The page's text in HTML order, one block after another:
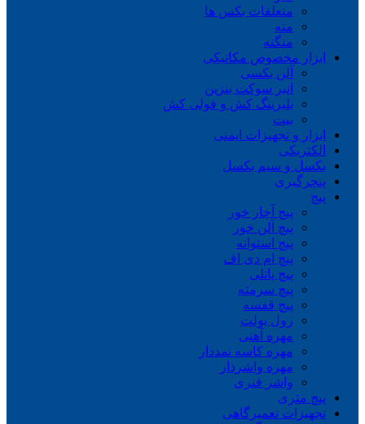
متعلقات بکس ها
مته
منگنه
ابزار مخصوص مکانیکی
آلن بکسی
انبر سوکت بنزین
بلبرینگ کش و فولی کش
بیت
ابزار و تجهیزات ایمنی
الکتریکی
بکسل و سیم بکسل
پنچرگیری
پیچ
پیچ آچار خور
پیچ آلن خور
پیچ استوانه
پیچ ام دی اف
پیچ پانلی
پیچ سرمته
پیچ قفسه
رول بولت
مهره آهنی
مهره کاسه نمددار
مهره واشردار
واشر فنری
پیچ متری
تجهیزات تعمیرگاهی